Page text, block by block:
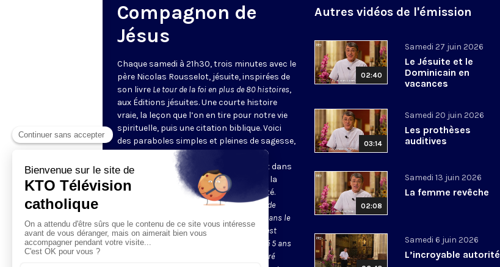
Compagnon de
Jésus
Chaque samedi à 21h30, trois minutes avec le
père Nicolas Rousselot, jésuite, inspirées de
son livre Le tour de la foi en plus de 80 histoires,
aux Éditions jésuites. Une courte histoire
vraie, la leçon que l’on en tire pour notre vie
spirituelle, puis une citation biblique. Voici
des paraboles simples et pleines de sagesse,
une magnifique catéchèse, par petites
touches : nous voici entrés sans effort dans
l’intelligence des mystères de la foi, de la
prière, de la Résurrection ou de la Trinité.
Le père Nicolas Rousselot est Compagnon de
Jésus, c’est-à-dire Jésuite. Ordonné prêtre dans le
diocèse de Nantes dont il est originaire, il est
entré dans la Compagnie en 1999. Il a passé 5 ans
dans la communauté de Versailles et assuré
Autres vidéos de l'émission
02:40
Samedi 27 juin 2026
Le Jésuite et le
Dominicain en
vacances
03:14
Samedi 20 juin 2026
Les prothèses
auditives
02:08
Samedi 13 juin 2026
La femme revêche
Samedi 6 juin 2026
L’incroyable autorité